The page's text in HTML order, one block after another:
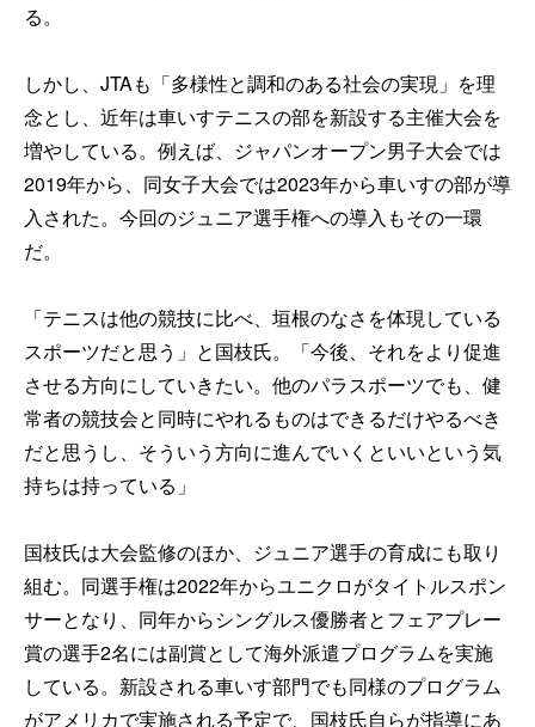
る。
しかし、JTAも「多様性と調和のある社会の実現」を理
念とし、近年は車いすテニスの部を新設する主催大会を
増やしている。例えば、ジャパンオープン男子大会では
2019年から、同女子大会では2023年から車いすの部が導
入された。今回のジュニア選手権への導入もその一環
だ。
「テニスは他の競技に比べ、垣根のなさを体現している
スポーツだと思う」と国枝氏。「今後、それをより促進
させる方向にしていきたい。他のパラスポーツでも、健
常者の競技会と同時にやれるものはできるだけやるべき
だと思うし、そういう方向に進んでいくといいという気
持ちは持っている」
国枝氏は大会監修のほか、ジュニア選手の育成にも取り
組む。同選手権は2022年からユニクロがタイトルスポン
サーとなり、同年からシングルス優勝者とフェアプレー
賞の選手2名には副賞として海外派遣プログラムを実施
している。新設される車いす部門でも同様のプログラム
がアメリカで実施される予定で、国枝氏自らが指導にあ